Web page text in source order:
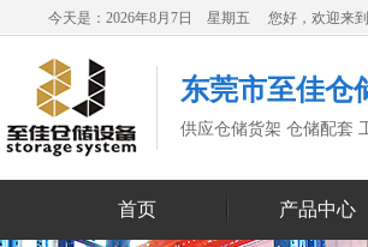
今天是：2026年8月7日 星期五 您好，欢迎来
东莞市至佳仓
供应仓储货架 仓储配套
首页 产品中心